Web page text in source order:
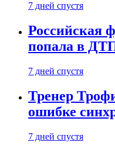
7 дней спустя
Российская
попала в
7 дней спустя
Тренер
ошибке
7 дней спустя